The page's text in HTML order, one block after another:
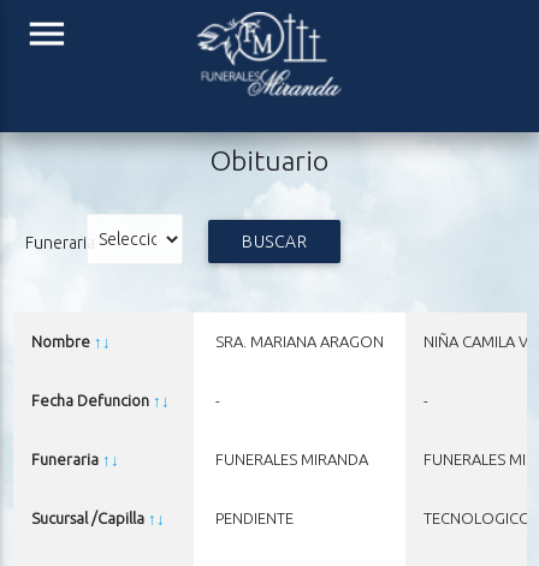
menu
Obituario
Funeraria BUSCAR
Nombre ↑ ↓
Fecha Defuncion ↑ ↓
Funeraria ↑ ↓
Sucursal /Capilla ↑ ↓
SRA. MARIANA ARAGON
-
FUNERALES MIRANDA
PENDIENTE
NIÑA CAMILA
-
FUNERALES
TECNOLOGICO